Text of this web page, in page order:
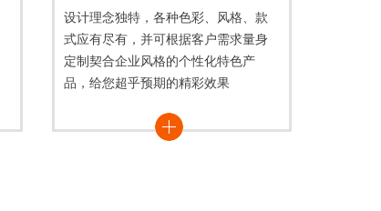
设计理念独特，各种色彩、风格、款
式应有尽有，并可根据客户需求量身
定制契合企业风格的个性化特色产
品，给您超乎预期的精彩效果